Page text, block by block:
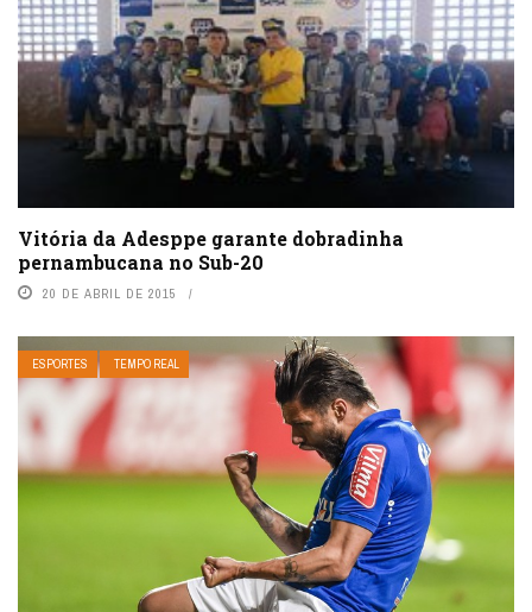
Vitória da Adesppe garante dobradinha
pernambucana no Sub-20
20 DE ABRIL DE 2015
ESPORTES TEMPO REAL